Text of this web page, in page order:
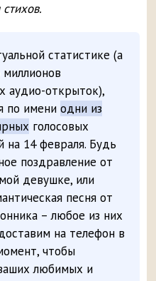
статистике (а
миллионов
аудио-открыток),
по имениодни из
голосовых
на 14 февраля. Будь
поздравление от
девушке, или
песня от
– любое из них
на телефон в
чтобы
любимых и